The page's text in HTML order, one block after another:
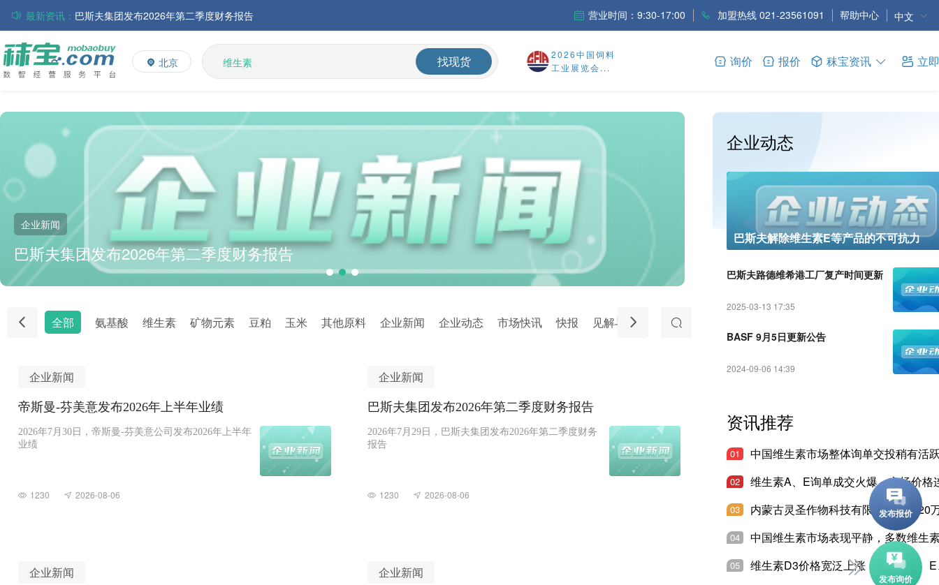
最新资讯： 巴斯夫集团发布2026年第二季度财务报告
丸红株式会社发布截至2026年6月30日前3个月的合并财务报告
住友化学公布2026财年第一季度业绩
大成食品：2026年半年度毛利3.32亿元，同比上升8.9%
ADM发布2026年第二季度财务业绩
国内氨基酸市场蛋氨酸、色氨酸价格震荡偏弱，终端签单意愿较低，实单议价成交
中国维生素市场窄幅调整，VE小幅反弹，观望氛围持续
营业时间：9:30-17:00 加盟热线 021-23561091 帮助中心 中文
北京
多维
多矿
维生素
饲料添加剂
找现货
2026中国饲料
工业展览会...
询价 报价 秣宝资讯 立
企业新闻
巴斯夫集团发布2026年第二季度财务报告 丸红株式会社发布截至2026年6
全部 氨基酸 维生素 矿物元素 豆粕 玉米 其他原料 企业新闻 企业动态 市场快讯 快报 见解与随想 产品推介
企业新闻
帝斯曼-芬美意发布2026年上半年业绩
2026年7月30日，帝斯曼-芬美意公司发布2026年上半年
业绩
1230 2026-08-06
企业新闻
巴斯夫集团发布2026年第二季度财务报告
2026年7月29日，巴斯夫集团发布2026年第二季度财务
报告
1230 2026-08-06
企业新闻 企业新闻
企业动态
巴斯夫解除维生素E等产品的不可抗力
巴斯夫路德维希港工厂复产时间更新
2025-03-13 17:35
BASF 9月5日更新公告
2024-09-06 14:39
资讯推荐
01
02
03
04
05